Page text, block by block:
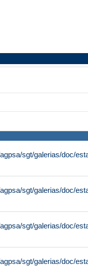
sgt/galerias/doc/
sgt/galerias/doc/
sgt/galerias/doc/
sgt/galerias/doc/